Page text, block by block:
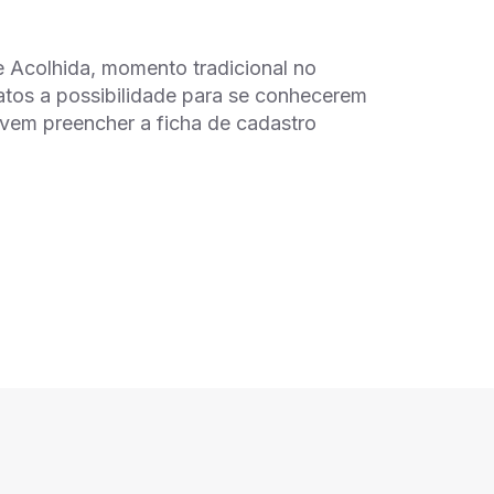
Acolhida, momento tradicional no
a possibilidade para se conhecerem
preencher a ficha de cadastro